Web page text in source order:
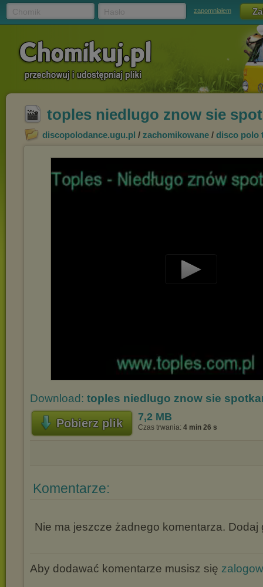
zapomniałem
toples niedlugo znow sie
discopolodance.ugu.pl / zachomikowane / disco polo
Download: toples niedlugo znow sie
Pobierz plik 7,2 MB
Czas trwania: 4 min 26 s
Komentarze:
Nie ma jeszcze żadnego komentarza. Dodaj
Aby dodawać komentarze musisz się